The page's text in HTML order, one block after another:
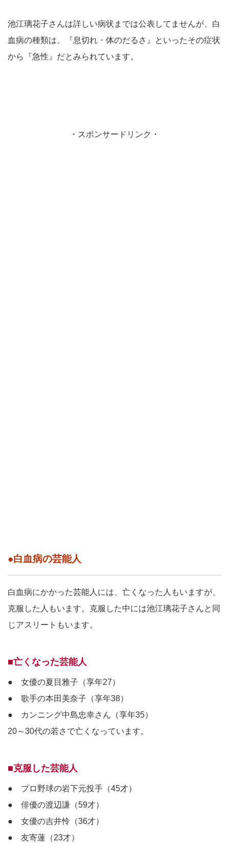
池江璃花子さんは詳しい病状までは公表してませんが、白
血病の種類は、『息切れ・体のだるさ』といったその症状
から『急性』だとみられています。
・スポンサードリンク・
●白血病の芸能人
白血病にかかった芸能人には、亡くなった人もいますが、
克服した人もいます。克服した中には池江璃花子さんと同
じアスリートもいます。
■亡くなった芸能人
● 女優の夏目雅子（享年27）
● 歌手の本田美奈子（享年38）
● カンニング中島忠幸さん（享年35）
20～30代の若さで亡くなっています。
■克服した芸能人
● プロ野球の岩下元投手（45才）
● 俳優の渡辺謙（59才）
● 女優の吉井怜（36才）
● 友寄蓮（23才）